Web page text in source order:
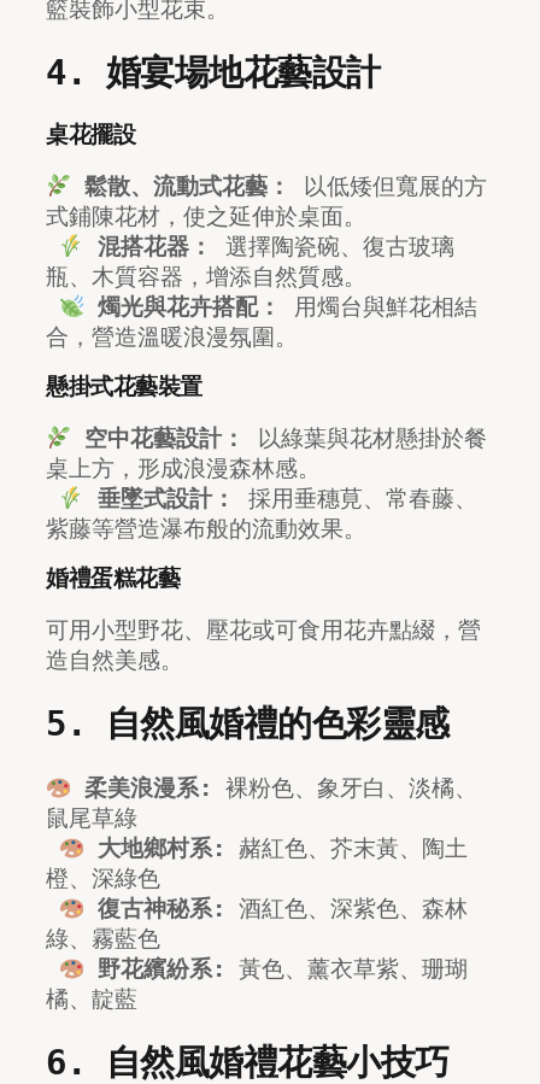
籃裝飾小型花束。
4. 婚宴場地花藝設計
桌花擺設
鬆散、流動式花藝：
以低矮但寬展的方
式鋪陳花材，使之延伸於桌面。
混搭花器：
選擇陶瓷碗、復古玻璃
瓶、木質容器，增添自然質感。
燭光與花卉搭配：
用燭台與鮮花相結
合，營造溫暖浪漫氛圍。
懸掛式花藝裝置
空中花藝設計：
以綠葉與花材懸掛於餐
桌上方，形成浪漫森林感。
垂墜式設計：
採用垂穗莧、常春藤、
紫藤等營造瀑布般的流動效果。
婚禮蛋糕花藝
可用小型野花、壓花或可食用花卉點綴，營
造自然美感。
5. 自然風婚禮的色彩靈感
柔美浪漫系:
裸粉色、象牙白、淡橘、
鼠尾草綠
大地鄉村系:
赭紅色、芥末黃、陶土
橙、深綠色
復古神秘系:
酒紅色、深紫色、森林
綠、霧藍色
野花繽紛系:
黃色、薰衣草紫、珊瑚
橘、靛藍
6. 自然風婚禮花藝小技巧